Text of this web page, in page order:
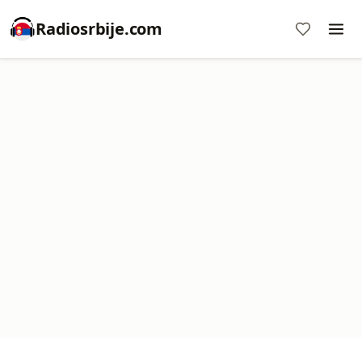
Radiosrbije.com